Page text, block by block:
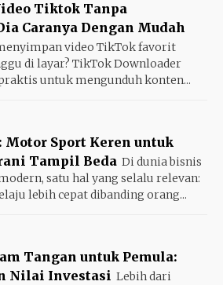
Tiktok Tanpa
Caranya Dengan Mudah
video TikTok favorit
di layar? TikTok Downloader
untuk mengunduh konten...
Motor Sport Keren untuk
Tampil Beda Di dunia bisnis
satu hal yang selalu relevan:
lebih cepat dibanding orang...
Tangan untuk Pemula:
Nilai Investasi Lebih dari